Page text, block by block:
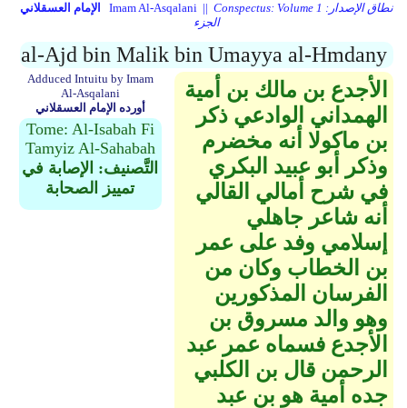
الإمام العسقلاني Imam Al-Asqalani || Conspectus: Volume 1 نطاق الإصدار:
الجزء
al-Ajd bin Malik bin Umayya al-Hmdany
الأجدع بن مالك بن أمية
الهمداني الوادعي ذكر
بن ماكولا أنه مخضرم
وذكر أبو عبيد البكري
في شرح أمالي القالي
أنه شاعر جاهلي
إسلامي وفد على عمر
بن الخطاب وكان من
الفرسان المذكورين
وهو والد مسروق بن
الأجدع فسماه عمر عبد
الرحمن قال بن الكلبي
جده أمية هو بن عبد
Adduced Intuitu by Imam
Al-Asqalani
أورده الإمام العسقلاني
Tome: Al-Isabah Fi
Tamyiz Al-Sahabah
التَّصنيف: الإصابة في
تمييز الصحابة